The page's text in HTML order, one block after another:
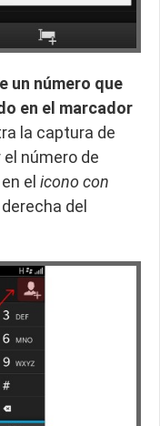
un número que
en el marcador
la captura de
número de
el icono con
del